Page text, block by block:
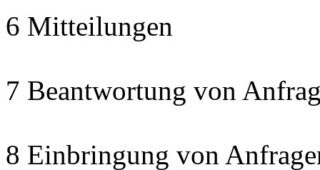
6 Mitteilungen
7 Beantwortung von
8 Einbringung von